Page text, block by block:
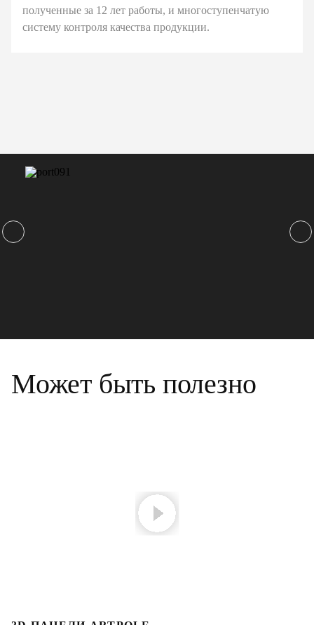
полученные за 12 лет работы, и многоступенчатую
систему контроля качества продукции.
Может быть полезно